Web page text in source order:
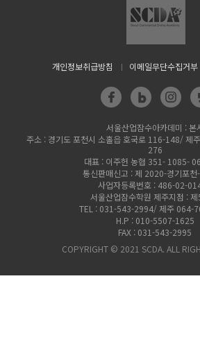
개인정보취급방침 이메일무단수집거부
서울산업잠수아카데미 : 본
주소 : 경기도 포천시 소홀읍 호국로 116-148/ 제
276
대표 : 이주헌 농협 351- 1085-
통신판매신고 : 제 2020-경기포
사업자등록번호 : 486-02-
서울산업잠수학원 제주지점 :
TEL : 031-543-2994/ 제주 064-
H.P : 010-5507-1625
FAX : 031-543-2995
COPYRIGHT © 2021 SCDA. ALL